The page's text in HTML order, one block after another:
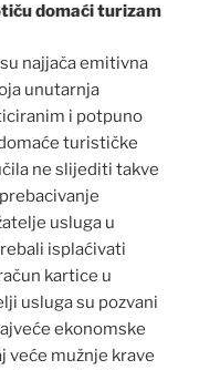
domaći turizam
najjača emitivna
unutarnja
i potpuno
turističke
ne slijediti takve
usluga u
isplaćivati
kartice u
usluga su pozvani
ekonomske
veće mužnje krave